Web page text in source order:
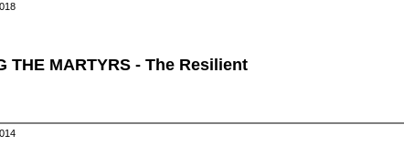
THE MARTYRS - The Resilient